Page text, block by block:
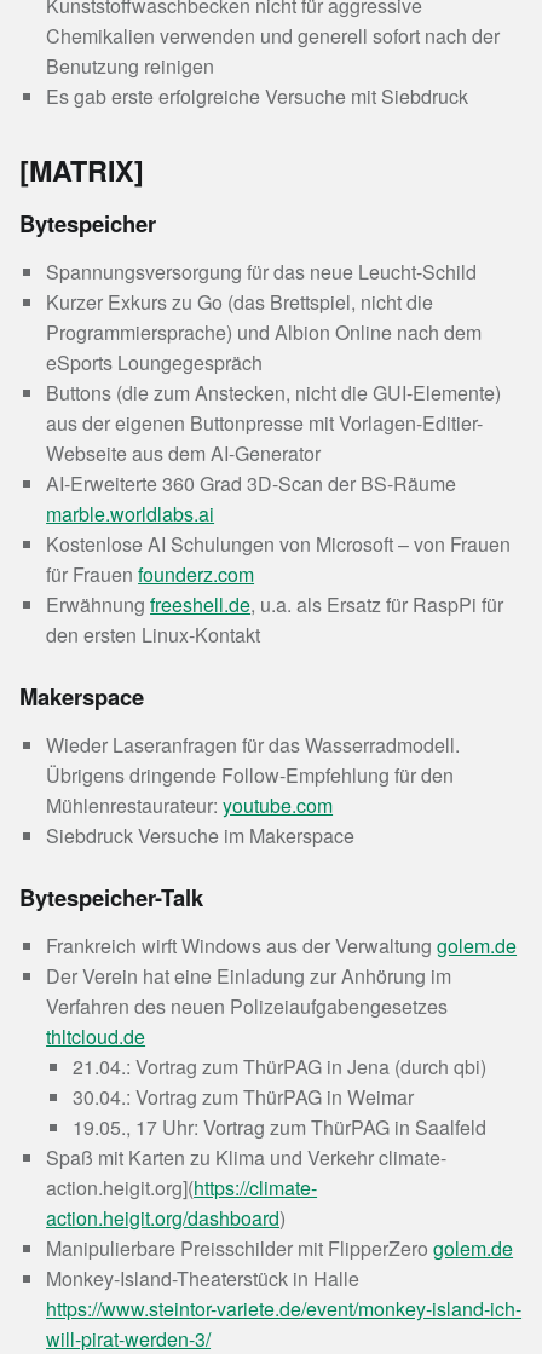
Chemikalien verwenden und generell sofort nach der
Benutzung reinigen
Es gab erste erfolgreiche Versuche mit Siebdruck
[MATRIX]
Bytespeicher
Spannungsversorgung für das neue Leucht-Schild
Kurzer Exkurs zu Go (das Brettspiel, nicht die
Programmiersprache) und Albion Online nach dem
eSports Loungegespräch
Buttons (die zum Anstecken, nicht die GUI-Elemente)
aus der eigenen Buttonpresse mit Vorlagen-Editier-
Webseite aus dem AI-Generator
AI-Erweiterte 360 Grad 3D-Scan der BS-Räume
marble.worldlabs.ai
Kostenlose AI Schulungen von Microsoft – von Frauen
für Frauenfounderz.com
Erwähnungfreeshell.de, u.a. als Ersatz für RaspPi für
den ersten Linux-Kontakt
Makerspace
Wieder Laseranfragen für das Wasserradmodell.
Übrigens dringende Follow-Empfehlung für den
Mühlenrestaurateur:youtube.com
Siebdruck Versuche im Makerspace
Bytespeicher-Talk
Frankreich wirft Windows aus der Verwaltunggolem.de
Der Verein hat eine Einladung zur Anhörung im
Verfahren des neuen Polizeiaufgabengesetzes
thltcloud.de
21.04.: Vortrag zum ThürPAG in Jena (durch qbi)
30.04.: Vortrag zum ThürPAG in Weimar
19.05., 17 Uhr: Vortrag zum ThürPAG in Saalfeld
Spaß mit Karten zu Klima und Verkehr climate-
action.heigit.org](https://climate-
action.heigit.org/dashboard)
Manipulierbare Preisschilder mit FlipperZerogolem.de
Monkey-Island-Theaterstück in Halle
https://www.steintor-variete.de/event/monkey-island-ich-
will-pirat-werden-3/